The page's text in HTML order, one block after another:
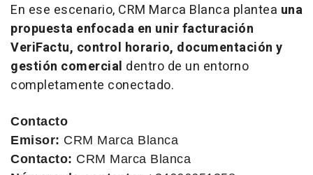
En ese escenario, CRM Marca Blanca plantea una
propuesta enfocada en unir facturación
VeriFactu, control horario, documentación y
gestión comercial dentro de un entorno
completamente conectado.
Contacto
Emisor: CRM Marca Blanca
Contacto: CRM Marca Blanca